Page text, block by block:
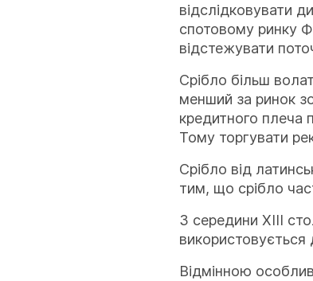
відслідковувати
спотовому ринку
відстежувати
Срібло більш
менший за ринок
кредитного плеча
Тому торгувати
Срібло від
тим, що срібло
З середини XIII
Відмінною